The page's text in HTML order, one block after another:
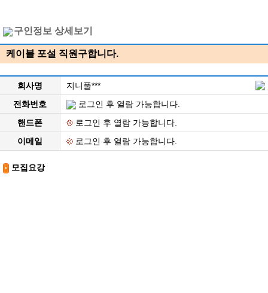
구인정보 상세보기
케이블 포설 직원구합니다.
회사명
지니풀***
전화번호
로그인 후 열람 가능합니다.
핸드폰
로그인 후 열람 가능합니다.
이메일
로그인 후 열람 가능합니다.
모집요강